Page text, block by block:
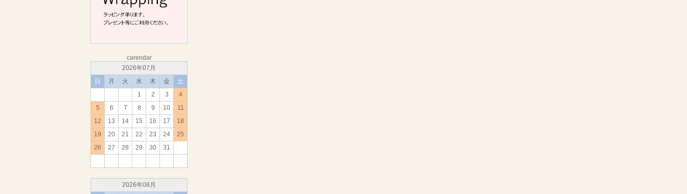
carendar
2026年07月
日
月 火 水 木 金
土
1
2 3
4
5
6 7 8 9 10
11
12
13 14 15 16 17
18
19
20 21 22 23 24
25
26
27 28 29 30 31
2026年08月